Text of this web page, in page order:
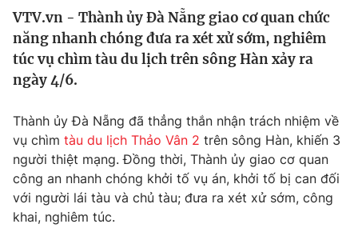
Y tế
Thế giới
Thế giới đó đây
Câu chuyện quốc tế
Kinh tế
Tài chính
Thị trường
Góc doanh nghiệp
Dữ liệu và đời sống
Truyền hình
Giáo dục
VTV.vn - Thành ủy Đà Nẵng giao cơ quan chức
năng nhanh chóng đưa ra xét xử sớm, nghiêm
túc vụ chìm tàu du lịch trên sông Hàn xảy ra
ngày 4/6.
Thành ủy Đà Nẵng đã thẳng thắn nhận trách nhiệm về
vụ chìm tàu du lịch Thảo Vân 2 trên sông Hàn, khiến 3
người thiệt mạng. Đồng thời, Thành ủy giao cơ quan
công an nhanh chóng khởi tố vụ án, khởi tố bị can đối
với người lái tàu và chủ tàu; đưa ra xét xử sớm, công
khai, nghiêm túc.